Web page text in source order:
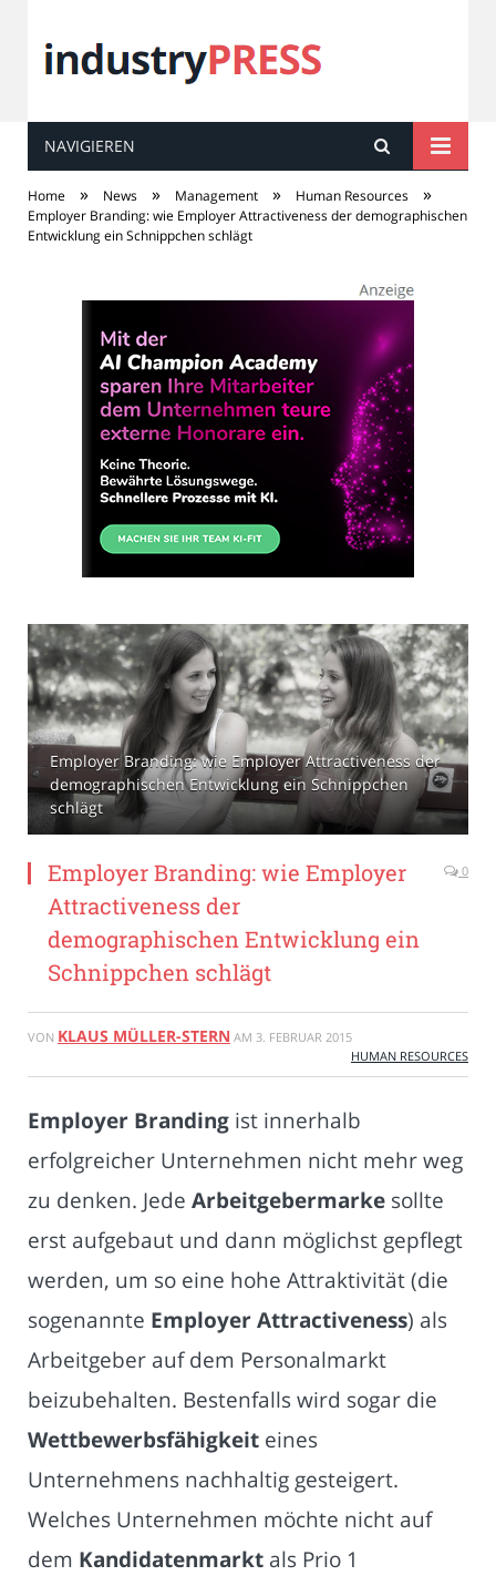
industryPRESS
NAVIGIEREN
Home » News » Management » Human Resources »
Employer Branding: wie Employer Attractiveness der demographischen
Entwicklung ein Schnippchen schlägt
Employer Branding: wie Employer Attractiveness der
demographischen Entwicklung ein Schnippchen
schlägt
Employer Branding: wie Employer
Attractiveness der
demographischen Entwicklung ein
Schnippchen schlägt
0
VON KLAUS MÜLLER-STERN AM 3. FEBRUAR 2015
HUMAN RESOURCES
Employer Branding ist innerhalb
erfolgreicher Unternehmen nicht mehr weg
zu denken. Jede Arbeitgebermarke sollte
erst aufgebaut und dann möglichst gepflegt
werden, um so eine hohe Attraktivität (die
sogenannte Employer Attractiveness) als
Arbeitgeber auf dem Personalmarkt
beizubehalten. Bestenfalls wird sogar die
Wettbewerbsfähigkeit eines
Unternehmens nachhaltig gesteigert.
Welches Unternehmen möchte nicht auf
dem Kandidatenmarkt als Prio 1